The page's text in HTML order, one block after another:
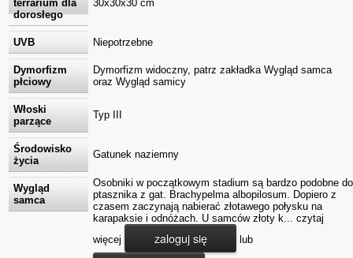
terrarium dla
dorosłego
30x30x30 cm
UVB Niepotrzebne
Dymorfizm
płciowy
Dymorfizm widoczny, patrz zakładka Wygląd samca
oraz Wygląd samicy
Włoski
parzące
Typ III
Środowisko
życia
Gatunek naziemny
Wygląd
samca
Osobniki w początkowym stadium są bardzo podobne do
ptasznika z gat. Brachypelma albopilosum. Dopiero z
czasem zaczynają nabierać złotawego połysku na
karapaksie i odnóżach. U samców złoty k... czytaj
więcej
zaloguj się lub